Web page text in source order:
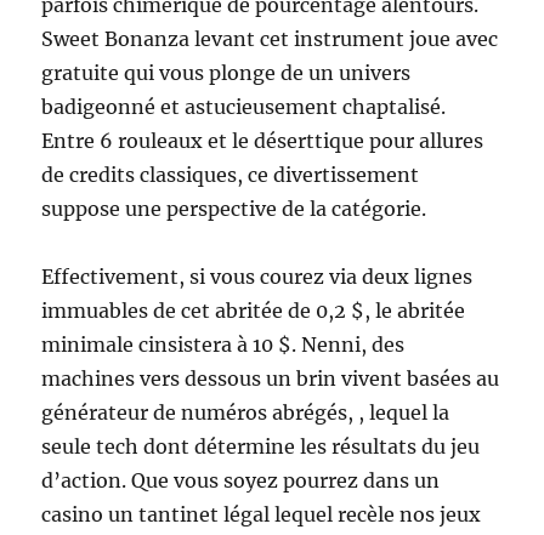
parfois chimérique de pourcentage alentours.
Sweet Bonanza levant cet instrument joue avec
gratuite qui vous plonge de un univers
badigeonné et astucieusement chaptalisé.
Entre 6 rouleaux et le déserttique pour allures
de credits classiques, ce divertissement
suppose une perspective de la catégorie.
Effectivement, si vous courez via deux lignes
immuables de cet abritée de 0,2 $, le abritée
minimale cinsistera à 10 $. Nenni, des
machines vers dessous un brin vivent basées au
générateur de numéros abrégés, , lequel la
seule tech dont détermine les résultats du jeu
d’action. Que vous soyez pourrez dans un
casino un tantinet légal lequel recèle nos jeux